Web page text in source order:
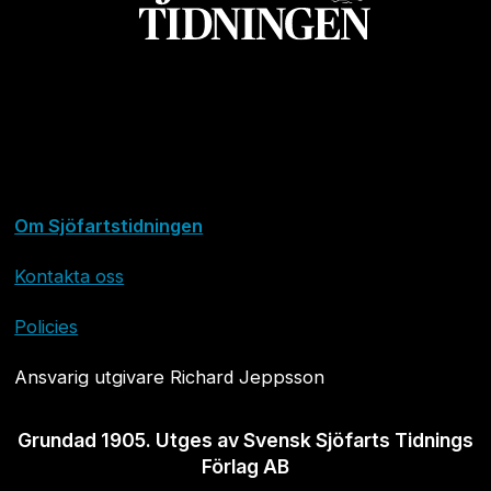
Om Sjöfartstidningen
Kontakta oss
Policies
Ansvarig utgivare Richard Jeppsson
Grundad 1905. Utges av Svensk Sjöfarts Tidnings
Förlag AB